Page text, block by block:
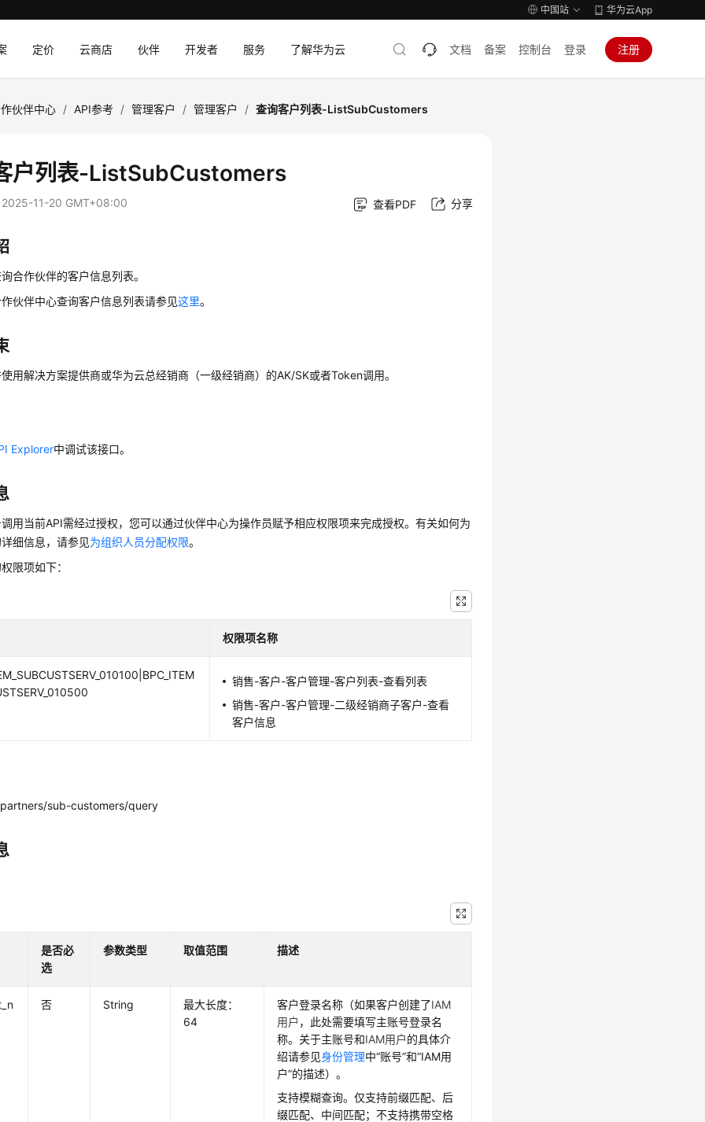
中国站 华为云App
定价 云商店 伙伴 开发者 服务 了解华为云 文档 备案 控制台 登录 注册
伙伴中心 / API参考 / 管理客户 / 管理客户 / 查询客户列表-ListSubCustomers
户列表-ListSubCustomers
2025-11-20 GMT+08:00 查看PDF 分享
合作伙伴的客户信息列表。
伙伴中心查询客户信息列表请参见这里。
用解决方案提供商或华为云总经销商（一级经销商）的AK/SK或者Token调用。
Explorer中调试该接口。
用当前API需经过授权，您可以通过伙伴中心为操作员赋予相应权限项来完成授权。有关如何为
细信息，请参见为组织人员分配权限。
限项如下：
权限项名称
销售-客户-客户管理-客户列表-查看列表
销售-客户-客户管理-二级经销商子客户-查看
客户信息
sub-customers/query
是否必
选
参数类型 取值范围 描述
否 String
最大长度：
64
客户登录名称（如果客户创建了IAM
用户 ，此处需要填写主账号登录名
称。关于主账号和IAM用户的具体介
绍请参见身份管理中“账号”和“IAM用
户”的描述）。
支持模糊查询。仅支持前缀匹配、后
缀匹配、中间匹配；不支持携带空格